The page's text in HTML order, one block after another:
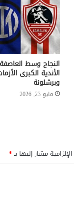
النجاح وسط
الأندية الكبرى
وبرشلونة
مايو 23, 2026
مشار إليها بـ*